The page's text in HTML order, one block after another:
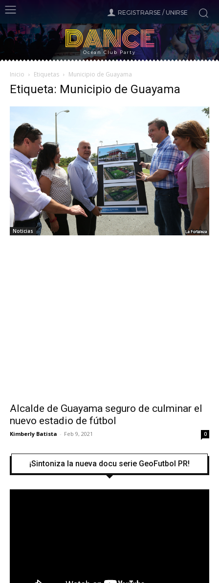
REGISTRARSE / UNIRSE
DANCE
Ocean Club Party
Inicio Etiquetas Municipio de Guayama
Etiqueta: Municipio de Guayama
Noticias
Alcalde de Guayama seguro de culminar el
nuevo estadio de fútbol
Kimberly Batista - Feb 9, 2021 0
¡Sintoniza la nueva docu serie GeoFutbol PR!